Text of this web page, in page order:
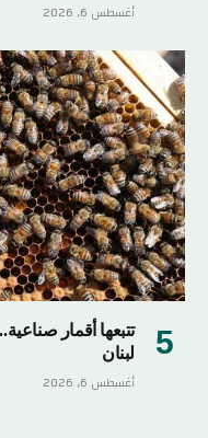
أغسطس 6, 2026
تتبعها أقمار
لبنان
أغسطس 6, 2026